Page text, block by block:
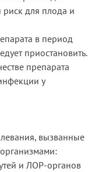
для плода и
в период
приостановить.
препарата
у
вызванные
и ЛОР-органов